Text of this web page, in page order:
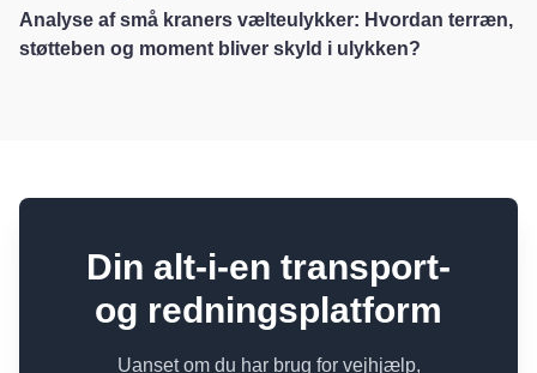
Analyse af små kraners vælteulykker: Hvordan terræn,
støtteben og moment bliver skyld i ulykken?
Din alt-i-en transport-
og redningsplatform
Uanset om du har brug for vejhjælp,